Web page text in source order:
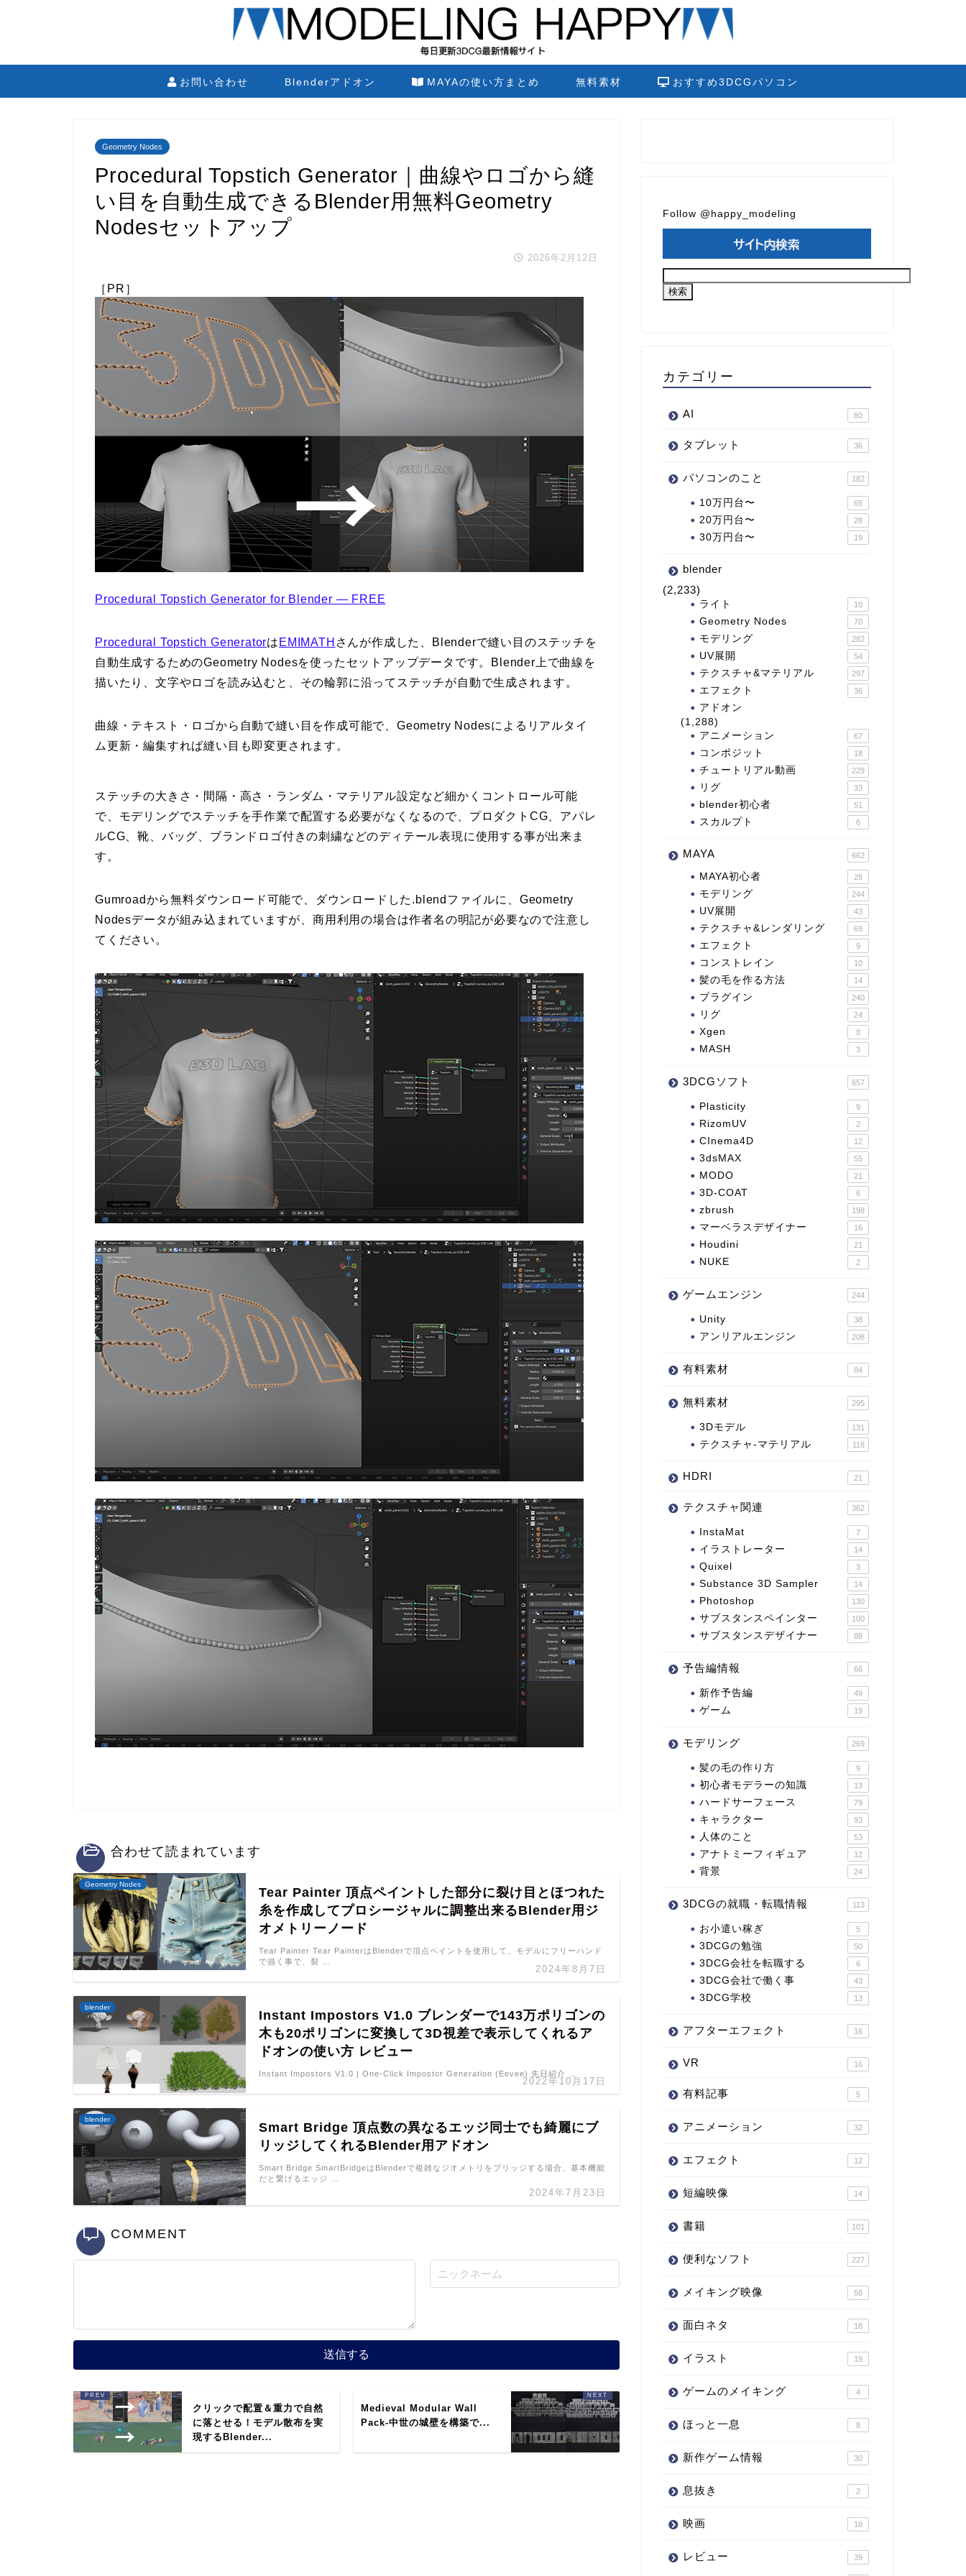
お問い合わせ Blenderアドオン MAYAの使い方まとめ 無料素材 おすすめ3DCGパソコン
Geometry Nodes
Procedural Topstich Generator｜曲線やロゴから縫
い目を自動生成できるBlender用無料Geometry
Nodesセットアップ
2026年2月12日
［PR］
Procedural Topstich Generator for Blender — FREE
Procedural Topstich Generatorは EMIMATH さんが作成した、Blenderで縫い目のステッチを
自動生成するためのGeometry Nodesを使ったセットアップデータです。Blender上で曲線を
描いたり、文字やロゴを読み込むと、その輪郭に沿ってステッチが自動で生成されます。
曲線・テキスト・ロゴから自動で縫い目を作成可能で、Geometry Nodesによるリアルタイ
ム更新・編集すれば縫い目も即変更されます。
ステッチの大きさ・間隔・高さ・ランダム・マテリアル設定など細かくコントロール可能
で、モデリングでステッチを手作業で配置する必要がなくなるので、プロダクトCG、アパレ
ルCG、靴、バッグ、ブランドロゴ付きの刺繍などのディテール表現に使用する事が出来ま
す。
Gumroadから無料ダウンロード可能で、ダウンロードした.blendファイルに、Geometry
Nodesデータが組み込まれていますが、商用利用の場合は作者名の明記が必要なので注意し
てください。
合わせて読まれています
Geometry Nodes
Tear Painter 頂点ペイントした部分に裂け目とほつれた
糸を作成してプロシージャルに調整出来るBlender用ジ
オメトリーノード
2024年8月7日
Tear Painter Tear PainterはBlenderで頂点ペイントを使用して、モデルにフリーハンド
で描く事で、裂 …
blender
Instant Impostors V1.0 ブレンダーで143万ポリゴンの
木も20ポリゴンに変換して3D視差で表示してくれるア
ドオンの使い方 レビュー
2022年10月17日
Instant Impostors V1.0 | One-Click Impostor Generation (Eevee) 先日紹介 …
blender
Smart Bridge 頂点数の異なるエッジ同士でも綺麗にブ
リッジしてくれるBlender用アドオン
2024年7月23日
Smart Bridge SmartBridgeはBlenderで複雑なジオメトリをブリッジする場合、基本機能
だと繋げるエッジ …
COMMENT
クリックで配置＆重力で自然
に落とせる！モデル散布を実
現するBlender...
Medieval Modular Wall
Pack-中世の城壁を構築で...
Follow @happy_modeling
カテゴリー
AI 80
タブレット 36
パソコンのこと 182
10万円台〜 65
20万円台〜 28
30万円台〜 19
blender
(2,233)
ライト 10
Geometry Nodes 70
モデリング 282
UV展開 54
テクスチャ&マテリアル 297
エフェクト 36
アドオン
(1,288)
アニメーション
67
コンポジット 18
チュートリアル動画 229
リグ 33
blender初心者 51
スカルプト 6
MAYA 662
MAYA初心者 28
モデリング 244
UV展開 43
テクスチャ&レンダリング 69
エフェクト 9
コンストレイン 10
髪の毛を作る方法 14
プラグイン 240
リグ 24
Xgen 8
MASH 3
3DCGソフト 657
Plasticity 9
RizomUV 2
CInema4D 12
3dsMAX 55
MODO 21
3D-COAT 6
zbrush 198
マーベラスデザイナー 16
Houdini 21
NUKE 2
ゲームエンジン 244
Unity 38
アンリアルエンジン 208
有料素材 84
無料素材 295
3Dモデル 131
テクスチャ-マテリアル 118
HDRI 21
テクスチャ関連 362
InstaMat 7
イラストレーター 14
Quixel 3
Substance 3D Sampler 14
Photoshop 130
サブスタンスペインター 100
サブスタンスデザイナー 88
予告編情報 66
新作予告編 49
ゲーム 19
モデリング 269
髪の毛の作り方 9
初心者モデラーの知識 13
ハードサーフェース 79
キャラクター 93
人体のこと 53
アナトミーフィギュア 12
背景 24
3DCGの就職・転職情報 113
お小遣い稼ぎ 5
3DCGの勉強 50
3DCG会社を転職する 6
3DCG会社で働く事 43
3DCG学校 13
アフターエフェクト 16
VR 16
有料記事 5
アニメーション 32
エフェクト 12
短編映像 14
書籍 101
便利なソフト 227
メイキング映像 58
面白ネタ 18
イラスト 19
ゲームのメイキング 4
ほっと一息 8
新作ゲーム情報 30
息抜き 2
映画 18
レビュー 39